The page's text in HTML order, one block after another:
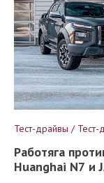
Тест-драйвы / Тест-
Работяга
Huanghai N7 и